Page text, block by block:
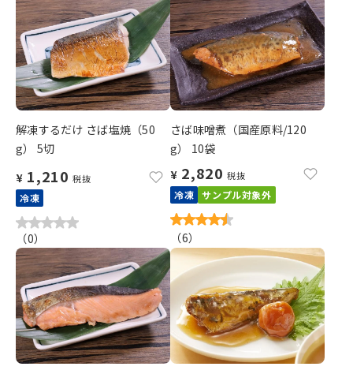
解凍するだけ さば塩焼（50
g） 5切
¥ 1,210 税抜
冷凍
（0）
さば味噌煮（国産原料/120
g） 10袋
¥ 2,820 税抜
冷凍 サンプル対象外
（6）